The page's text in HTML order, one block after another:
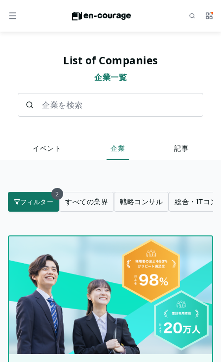
メニュー サ
List of Companies
企業一覧
イベント 企業 記事
フィルター
2
すべての業界 戦略コンサル 総合・ITコン